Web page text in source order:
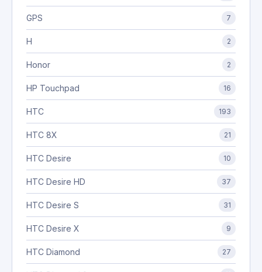
GPS 7
H 2
Honor 2
HP Touchpad 16
HTC 193
HTC 8X 21
HTC Desire 10
HTC Desire HD 37
HTC Desire S 31
HTC Desire X 9
HTC Diamond 27